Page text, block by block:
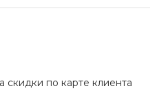
скидки по карте клиента